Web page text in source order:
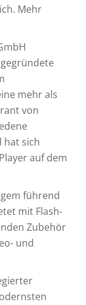
Mehr
mehr als
von
hat sich
auf dem
führend
mit Flash-
Zubehör
und